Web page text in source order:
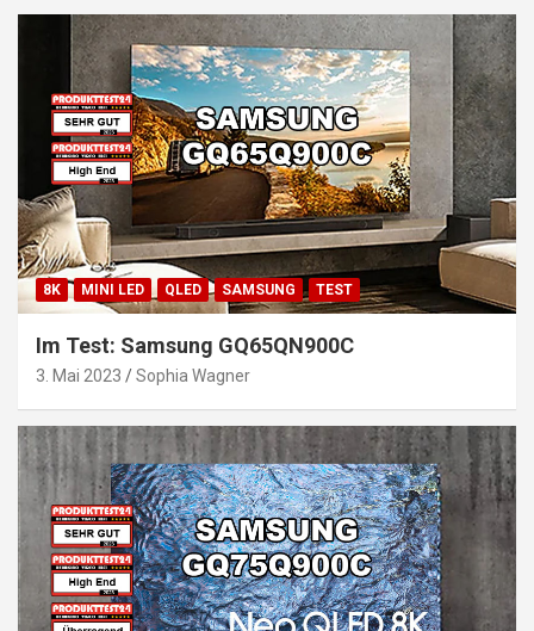
8K MINI LED QLED SAMSUNG TEST
Im Test: Samsung GQ65QN900C
3. Mai 2023 Sophia Wagner